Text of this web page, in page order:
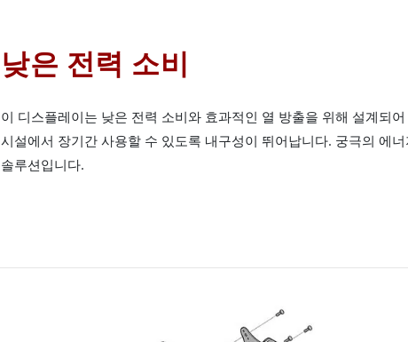
낮은 전력 소비
이 디스플레이는 낮은 전력 소비와 효과적인 열 방출을 위해 설계되
시설에서 장기간 사용할 수 있도록 내구성이 뛰어납니다. 궁극의 에
솔루션입니다.